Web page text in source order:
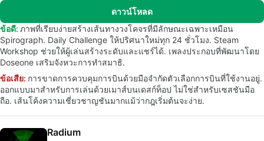
ดาวน์โหลด
ข้อดี: ภาพที่เรียบง่ายสร้างเส้นทางวงโคจรที่มีลักษณะเฉพาะเหมือน
Spirograph. Daily Challenge ให้ปริศนาใหม่ทุก 24 ชั่วโมง. Steam
Workshop ช่วยให้ผู้เล่นสร้างระดับและแชร์ได้. เพลงประกอบที่พัฒนาโดย
Doseone เสริมจังหวะการทำสมาธิ.
ข้อเสีย: การขาดการควบคุมการบินด้วยมือจำกัดตัวเลือกการบินที่ใช้งานอยู่.
ออกแบบมาสำหรับการเล่นด้วยเมาส์บนเดสก์ท็อป ไม่ใช่สำหรับเซสชันมือ
ถือ. เส้นโค้งความเชี่ยวชาญชันมากแม้ว่ากฎเริ่มต้นจะง่าย.
Radium